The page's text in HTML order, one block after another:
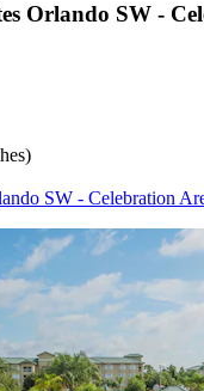
Orlando SW -
SW - Celebration